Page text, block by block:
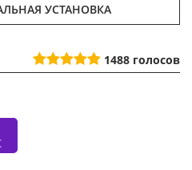
УСТАНОВКА
1488 голосов